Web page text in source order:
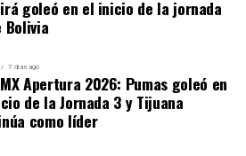
goleó en el inicio de la jornada
Bolivia
7 días ago
Apertura 2026: Pumas goleó en
de la Jornada 3 y Tijuana
como líder